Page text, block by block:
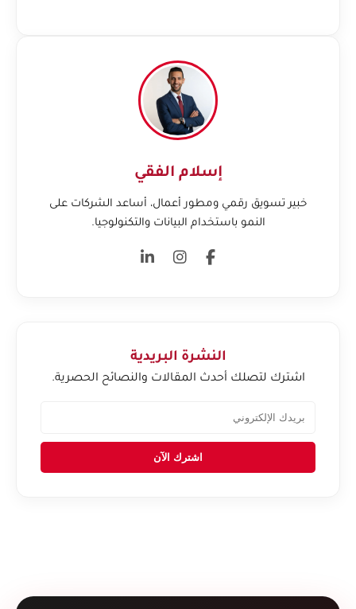
إسلام الفقي
خبير تسويق رقمي ومطور أعمال، أساعد الشركات على
النمو باستخدام البيانات والتكنولوجيا.
النشرة البريدية
اشترك لتصلك أحدث المقالات والنصائح الحصرية.
اشترك الآن